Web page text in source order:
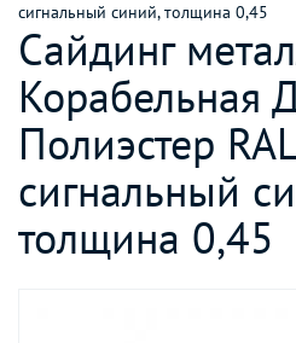
сигнальный синий, толщина 0,45
Сайдинг
Корабельная
Полиэстер
сигнальный
толщина 0,45